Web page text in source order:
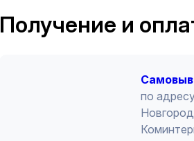
Получение и
по